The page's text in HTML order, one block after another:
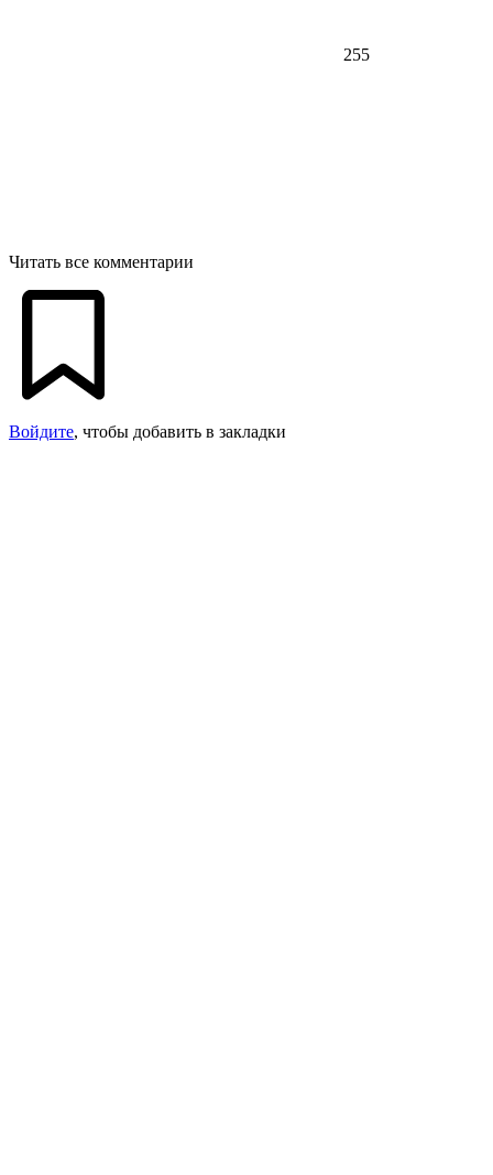
255
Читать все комментарии
Войдите, чтобы добавить в закладки